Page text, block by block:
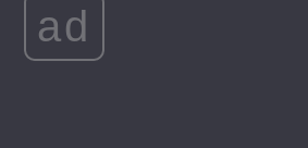
Вакансії
ad